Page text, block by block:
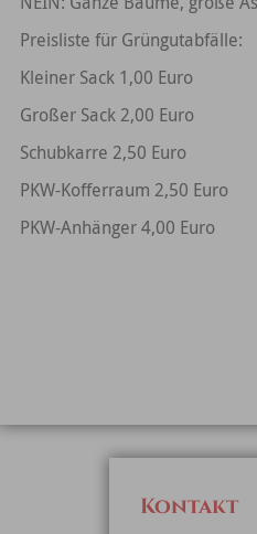
Preisliste für Grüngutabfälle:
Kleiner Sack 1,00 Euro
Großer Sack 2,00 Euro
Schubkarre 2,50 Euro
PKW-Kofferraum 2,50 Euro
PKW-Anhänger 4,00 Euro
Kontakt